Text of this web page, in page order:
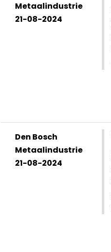
Metaalindustrie
21-08-2024
Den Bosch
Metaalindustrie
21-08-2024